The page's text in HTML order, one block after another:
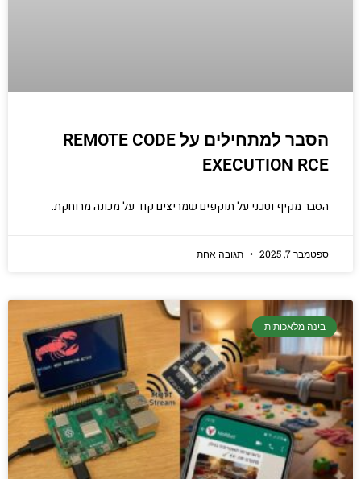
הסבר למתחילים על REMOTE CODE
EXECUTION RCE
הסבר מקיף וטכני על תוקפים שמריצים קוד על מכונה מרוחקת.
ספטמבר 7, 2025 תגובה אחת
בינה מלאכותית